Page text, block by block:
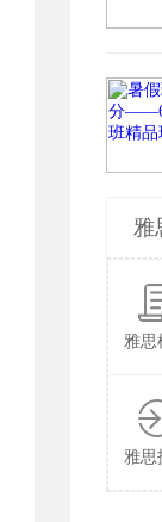
雅
雅思
雅思